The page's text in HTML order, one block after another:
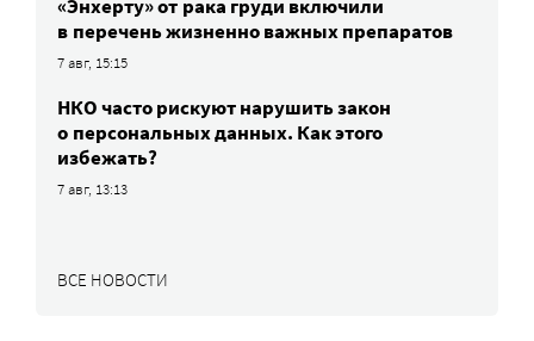
«Энхерту» от рака груди включили
в перечень жизненно важных препаратов
7 авг, 15:15
НКО часто рискуют нарушить закон
о персональных данных. Как этого
избежать?
7 авг, 13:13
ВСЕ НОВОСТИ